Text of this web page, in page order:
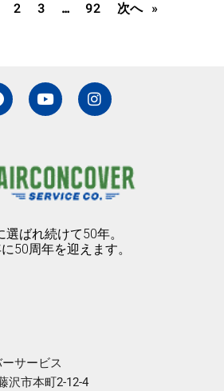
2 3 … 92 次へ »
Y
o
u
b
e
I
n
s
g
r
a
選ばれ続けて50年。
50周年を迎えます。
サービス
沢市本町2-12-4